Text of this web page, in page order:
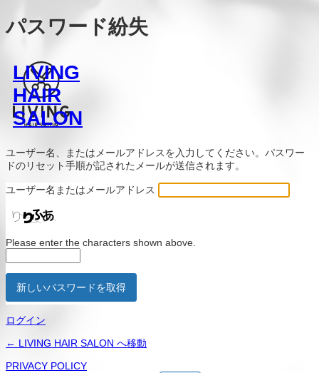
パスワード紛失
LIVING
HAIR
SALON
ユーザー名、またはメールアドレスを入力してください。パスワー
ドのリセット手順が記されたメールが送信されます。
ユーザー名またはメールアドレス
Please enter the characters shown above.
ログイン
← LIVING HAIR SALON へ移動
PRIVACY POLICY